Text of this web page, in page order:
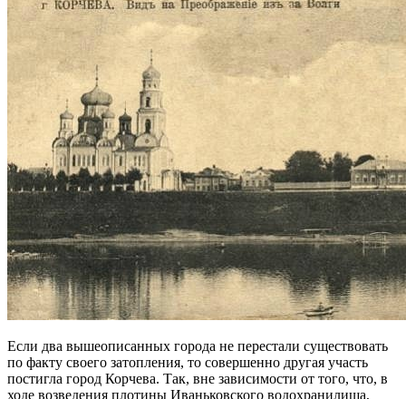
Если два вышеописанных города не перестали существовать
по факту своего затопления, то совершенно другая участь
постигла город Корчева. Так, вне зависимости от того, что, в
ходе возведения плотины Иваньковского водохранилища,